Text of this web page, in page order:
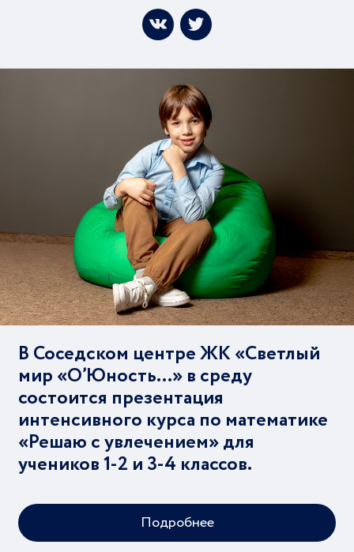
В Соседском центре ЖК «Светлый
мир «О’Юность…» в среду
состоится презентация
интенсивного курса по математике
«Решаю с увлечением» для
учеников 1-2 и 3-4 классов.
Подробнее